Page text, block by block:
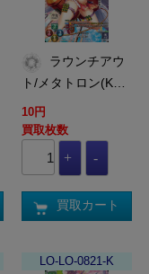
ト/メタトロン(K…
10円
買取枚数
買取カート
LO-LO-0821-K